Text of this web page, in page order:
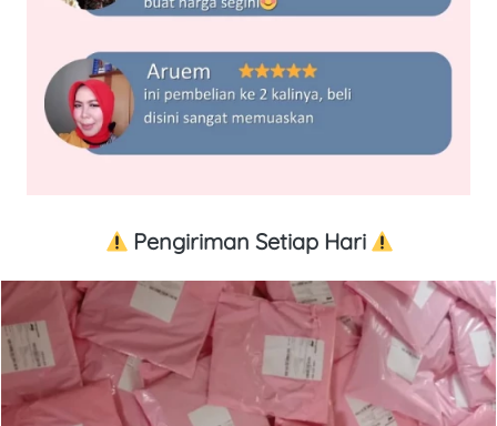
Pengiriman Setiap Hari